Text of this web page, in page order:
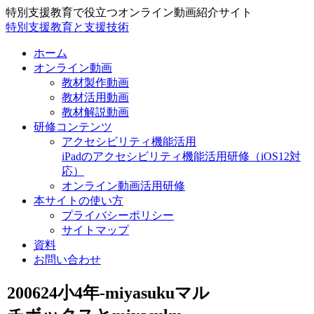
特別支援教育で役立つオンライン動画紹介サイト
特別支援教育と支援技術
ホーム
オンライン動画
教材製作動画
教材活用動画
教材解説動画
研修コンテンツ
アクセシビリティ機能活用
iPadのアクセシビリティ機能活用研修（iOS12対
応）
オンライン動画活用研修
本サイトの使い方
プライバシーポリシー
サイトマップ
資料
お問い合わせ
200624小4年-miyasukuマル